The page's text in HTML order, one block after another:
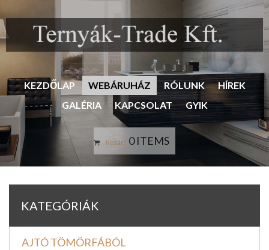
KEZDŐLAP WEBÁRUHÁZ RÓLUNK
HÍREK
GALÉRIA
KAPCSOLAT GYIK
Kosár: 0 ITEMS
KATEGÓRIÁK
AJTÓ TÖMÖRFÁBÓL